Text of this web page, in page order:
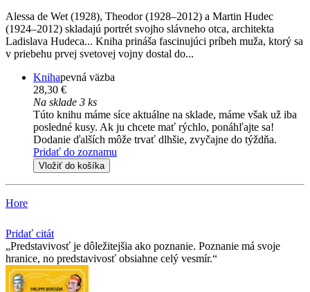
Alessa de Wet (1928), Theodor (1928–2012) a Martin Hudec
(1924–2012) skladajú portrét svojho slávneho otca, architekta
Ladislava Hudeca... Kniha prináša fascinujúci príbeh muža, ktorý sa
v priebehu prvej svetovej vojny dostal do...
Knihapevná väzba
28,30 €
Na sklade 3 ks
Túto knihu máme síce aktuálne na sklade, máme však už iba
posledné kusy. Ak ju chcete mať rýchlo, ponáhľajte sa!
Dodanie ďalších môže trvať dlhšie, zvyčajne do týždňa.
Pridať do zoznamu
Vložiť do košíka
Hore
Pridať citát
Predstavivosť je dôležitejšia ako poznanie. Poznanie má svoje
hranice, no predstavivosť obsiahne celý vesmír.